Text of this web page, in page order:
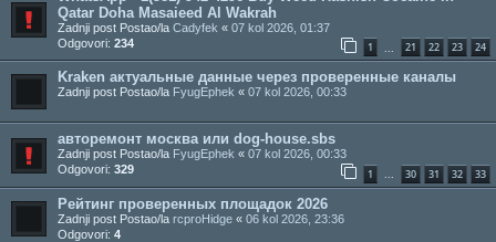
Qatar Doha Masaieed Al Wakrah
Zadnji post Postao/la Cadyfek « 07 kol 2026, 01:37
Odgovori: 234 1 21 22 23 24
Kraken актуальные данные через проверенные каналы
Zadnji post Postao/la FyugEphek « 07 kol 2026, 00:33
авторемонт москва или dog-house.sbs
Zadnji post Postao/la FyugEphek « 07 kol 2026, 00:33
Odgovori: 329 1 ... 30 31 32 33
Рейтинг проверенных площадок 2026
Zadnji post Postao/la rcproHidge « 06 kol 2026, 23:36
Odgovori: 4